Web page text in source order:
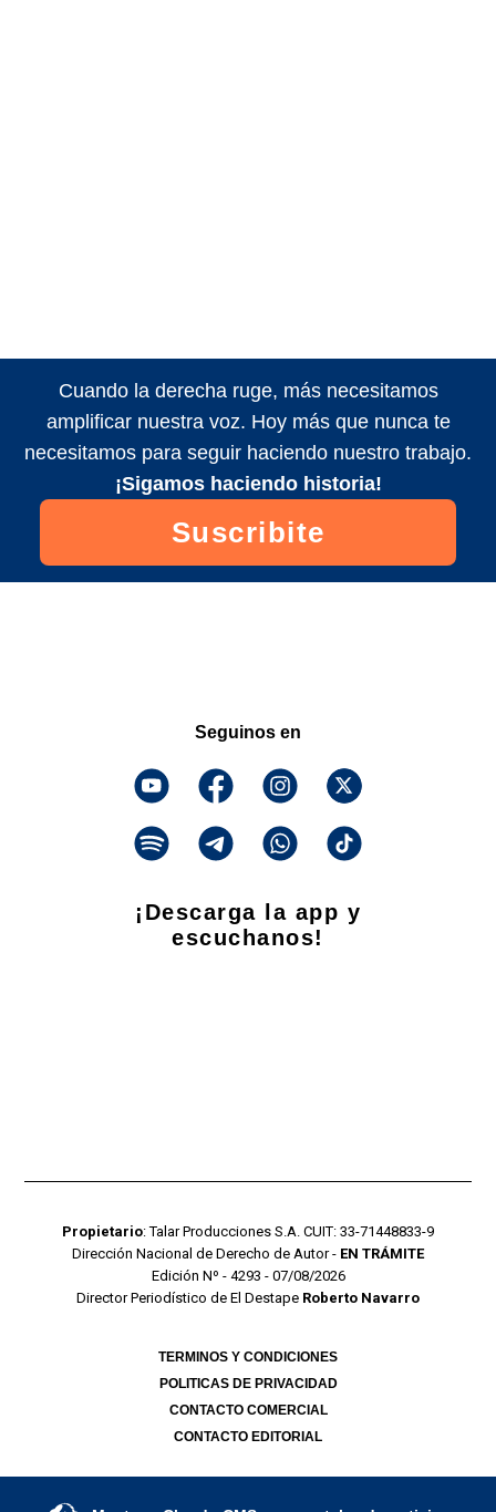
Cuando la derecha ruge, más necesitamos
amplificar nuestra voz. Hoy más que nunca te
necesitamos para seguir haciendo nuestro trabajo.
¡Sigamos haciendo historia!
Suscribite
Seguinos en
¡Descarga la app y
escuchanos!
Propietario: Talar Producciones S.A. CUIT: 33-71448833-9
Dirección Nacional de Derecho de Autor - EN TRÁMITE
Edición Nº - 4293 - 07/08/2026
Director Periodístico de El Destape Roberto Navarro
TERMINOS Y CONDICIONES
POLITICAS DE PRIVACIDAD
CONTACTO COMERCIAL
CONTACTO EDITORIAL